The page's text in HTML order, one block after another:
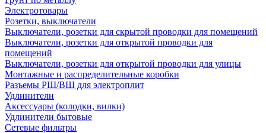
Электротовары
Розетки, выключатели
Выключатели, розетки для скрытой проводки для помещений
Выключатели, розетки для открытой проводки для
помещений
Выключатели, розетки для открытой проводки для улицы
Монтажные и распределительные коробки
Разъемы РШ/ВШ для электроплит
Удлинители
Аксессуары (колодки, вилки)
Удлинители бытовые
Сетевые фильтры